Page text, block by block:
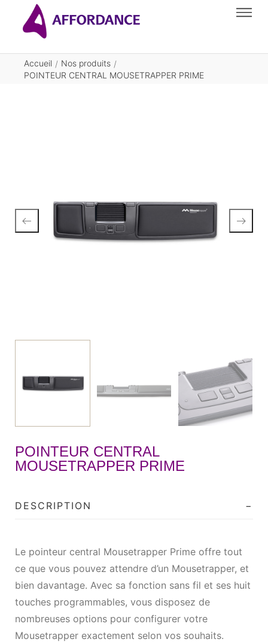
Accueil / Nos produits /
POINTEUR CENTRAL MOUSETRAPPER PRIME
POINTEUR CENTRAL
MOUSETRAPPER PRIME
DESCRIPTION
Le pointeur central Mousetrapper Prime offre tout
ce que vous pouvez attendre d’un Mousetrapper, et
bien davantage. Avec sa fonction sans fil et ses huit
touches programmables, vous disposez de
nombreuses options pour configurer votre
Mousetrapper exactement selon vos souhaits.